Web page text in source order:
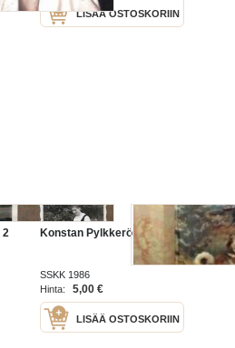
LISÄÄ OSTOSKORIIN
2
Konstan Pylkkerö / Kylän koirat
SSKK 1986
Hinta:
5,00 €
LISÄÄ OSTOSKORIIN